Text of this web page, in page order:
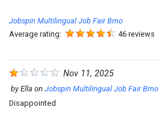
Jobspin Multilingual Job Fair Brno
Average rating:
46 reviews
Nov 11, 2025
by Ella on Jobspin Multilingual Job Fair Brno
Disappointed